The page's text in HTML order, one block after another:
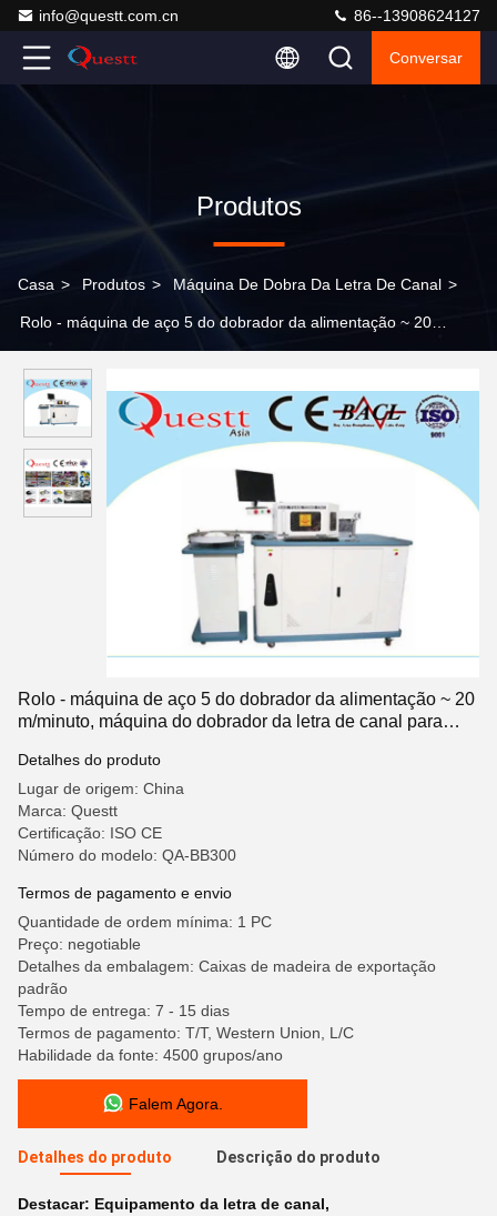
info@questt.com.cn 86--13908624127
Conversar
Produtos
Casa > Produtos > Máquina De Dobra Da Letra De Canal >
Rolo - máquina de aço 5 do dobrador da alimentação ~ 20
Rolo - máquina de aço 5 do dobrador da alimentação ~ 20
m/minuto, máquina do dobrador da letra de canal para
Detalhes do produto
Lugar de origem: China
Marca: Questt
Certificação: ISO CE
Número do modelo: QA-BB300
Termos de pagamento e envio
Quantidade de ordem mínima: 1 PC
Preço: negotiable
Detalhes da embalagem: Caixas de madeira de exportação
padrão
Tempo de entrega: 7 - 15 dias
Termos de pagamento: T/T, Western Union, L/C
Habilidade da fonte: 4500 grupos/ano
Falem Agora.
Detalhes do produto Descrição do produto
Destacar: Equipamento da letra de canal,